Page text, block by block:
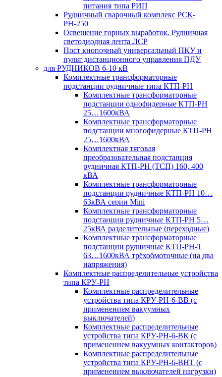
питания типа РИП
Рудничный сварочный комплекс РСК-
РН-250
Освещение горных выработок. Рудничная
светодиодная лента ЛСР
Пост кнопочный универсальный ПКУ и
пульт дистанционного управления ПДУ
для РУДНИКОВ 6-10 кВ
Комплектные трансформаторные
подстанции рудничные типа КТП-РН
Комплектные трансформаторные
подстанции однофидерные КТП-РН
25…1600кВА
Комплектные трансформаторные
подстанции многофидерные КТП-РН
25…1600кВА
Комплектная тяговая
преобразовательная подстанция
рудничная КТП-РН (ТСП) 160, 400
кВА
Комплектные трансформаторные
подстанции рудничные КТП-РН 10…
63кВА серии Mini
Комплектные трансформаторные
подстанции рудничные КТП-РН 5…
25кВА разделительные (переходные)
Комплектные трансформаторные
подстанции рудничные КТП-РН-Т
63…1600кВА трёхобмоточные (на два
напряжения)
Комплектные распределительные устройства
типа КРУ-РН
Комплектные распределительные
устройства типа КРУ-РН-6-ВВ (с
применением вакуумных
выключателей)
Комплектные распределительные
устройства типа КРУ-РН-6-ВК (с
применением вакуумных контакторов)
Комплектные распределительные
устройства типа КРУ-РН-6-ВНТ (с
применением выключателей нагрузки)